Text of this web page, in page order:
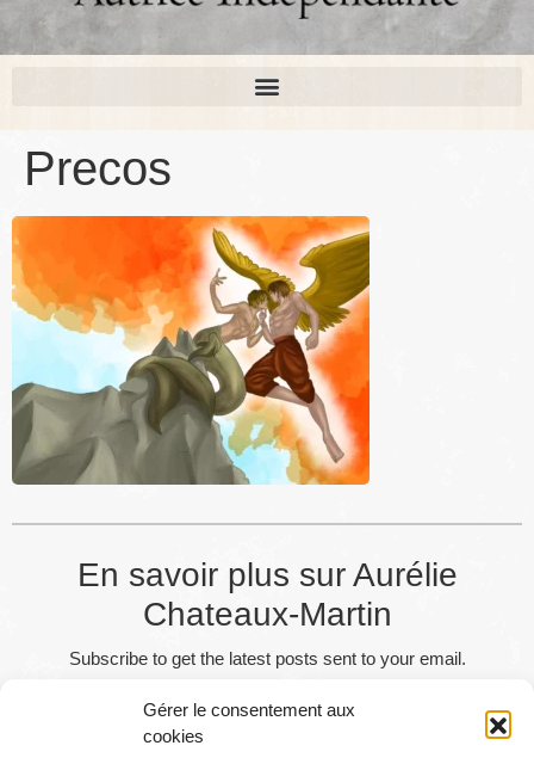
Gérer le consentement aux
cookies
Precos
En savoir plus sur Aurélie
Chateaux-Martin
Subscribe to get the latest posts sent to your email.
Abonnez-vous